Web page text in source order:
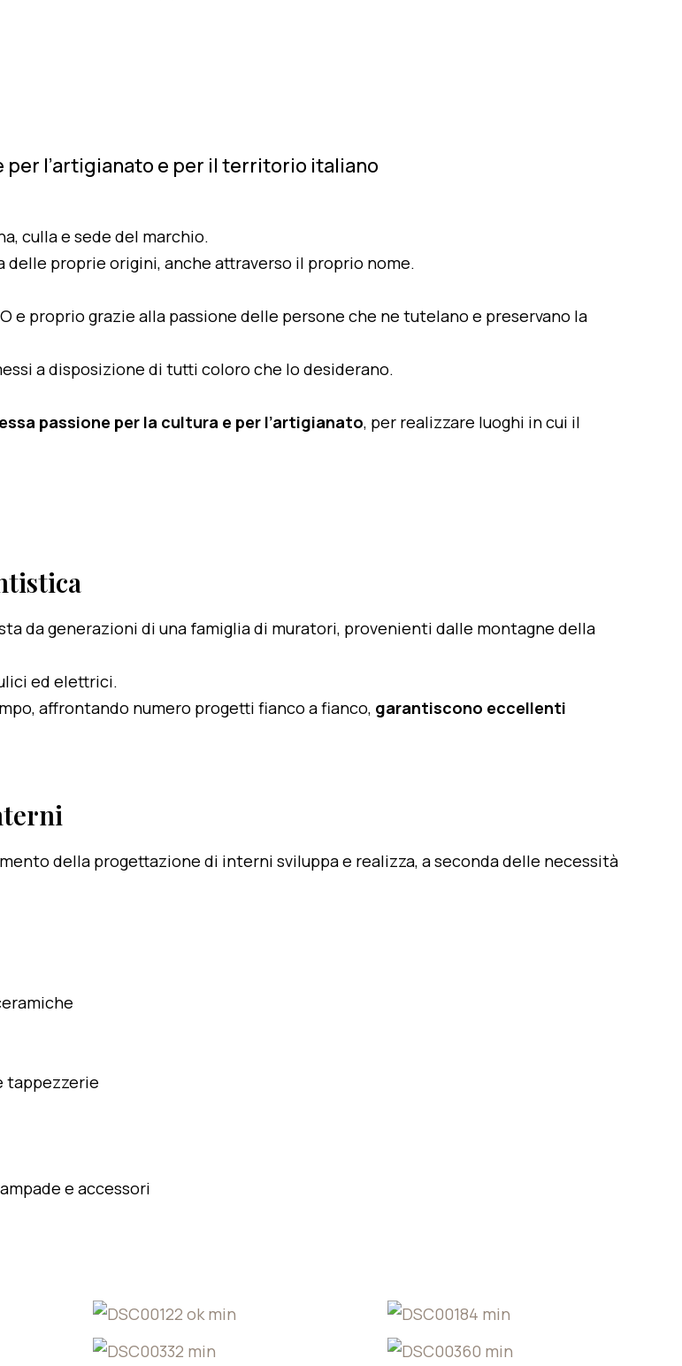
per l’artigianato e per il territorio italiano
culla e sede del marchio.
proprie origini, anche attraverso il proprio nome.
e proprio grazie alla passione delle persone che ne tutelano e preservano la
a disposizione di tutti coloro che lo desiderano.
passione per la cultura e per l’artigianato, per realizzare luoghi in cui il
da generazioni di una famiglia di muratori, provenienti dalle montagne della
ed elettrici.
affrontando numero progetti fianco a fianco, garantiscono eccellenti
della progettazione di interni sviluppa e realizza, a seconda delle necessità
tappezzerie
e accessori